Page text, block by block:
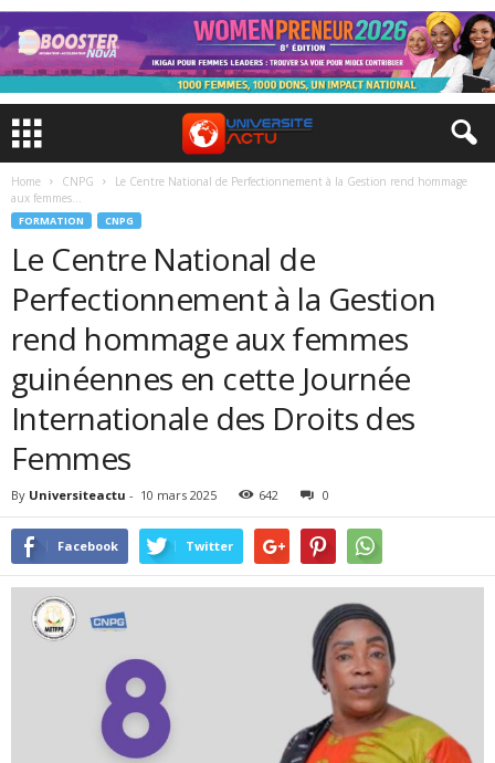
Home CNPG
Le Centre National de Perfectionnement à la Gestion rend hommage
aux femmes...
FORMATION CNPG
Le Centre National de
Perfectionnement à la Gestion
rend hommage aux femmes
guinéennes en cette Journée
Internationale des Droits des
Femmes
By Universiteactu - 10 mars 2025 642 0
Facebook Twitter